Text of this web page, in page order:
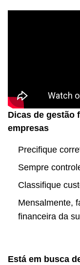
Dicas de gestão
empresas
Precifique
Sempre
Classifique
Mensalmente,
financeira da
Está em busca